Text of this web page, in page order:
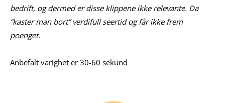
bedrift, og dermed er disse klippene ikke relevante. Da
“kaster man bort” verdifull seertid og får ikke frem
poenget.
Anbefalt varighet er 30-60 sekund